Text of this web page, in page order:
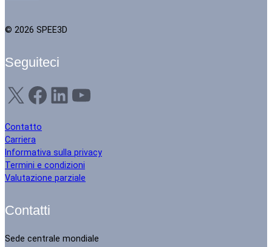
© 2026 SPEE3D
Seguiteci
X Facebook LinkedIn YouTube
Contatto
Carriera
Informativa sulla privacy
Termini e condizioni
Valutazione parziale
Contatti
Sede centrale mondiale